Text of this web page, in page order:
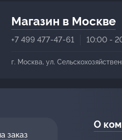
Магазин в Москве
+7 499 477-47-61 10:00 -
г. Москва, ул.
заказ
О